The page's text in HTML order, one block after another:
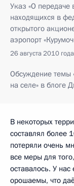
Указ «О передаче
находящихся в
открытого
аэропорт
26 августа 2010 года
Обсуждение темы
на селе» в блоге
В некоторых
составлял более
потеряли очень
все меры для
оставалось. У
орошаемы, что